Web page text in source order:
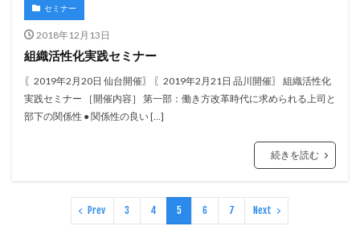
セミナー
2018年12月13日
組織活性化実践セミナー
〖2019年2月20日 仙台開催〗 〖2019年2月21日 品川開催〗 組織活性化
実践セミナー ［開催内容］ 第一部：働き方改革時代に求められる上司と
部下の関係性 ● 関係性の良い […]
続きを読む
Prev 3 4 5 6 7 Next